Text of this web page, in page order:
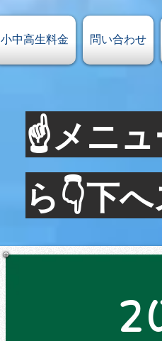
小中高生料金 問い合わせ
☝メニュ
ら👇下